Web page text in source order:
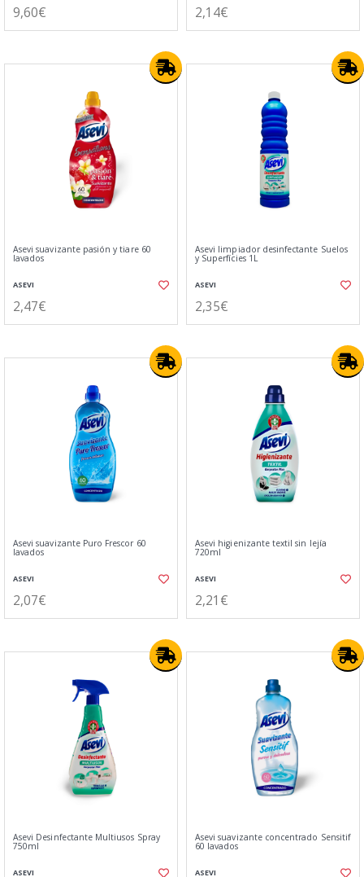
9,60€ 2,14€
Asevi suavizante pasión y tiare 60
lavados
ASEVI
2,47€
Asevi limpiador desinfectante Suelos
y Superfícies 1L
ASEVI
2,35€
Asevi suavizante Puro Frescor 60
lavados
ASEVI
2,07€
Asevi higienizante textil sin lejía
720ml
ASEVI
2,21€
Asevi Desinfectante Multiusos Spray
750ml
ASEVI
Asevi suavizante concentrado Sensitif
60 lavados
ASEVI